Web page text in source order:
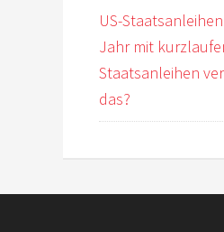
US-
Jahr mit
Staatsanleihen
das?